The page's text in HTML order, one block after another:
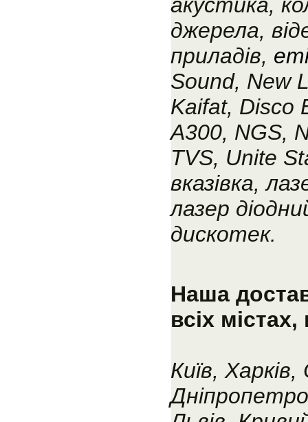
джерела,
приладів,
Sound, New
Kaifat, Disco
A300, NGS,
TVS, Unite
вказівка,
лазер
дискотек.
Наша
всіх
Київ,